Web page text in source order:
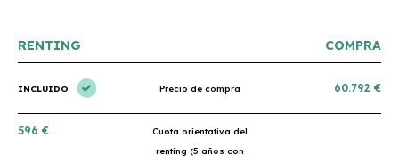
RENTING COMPRA
INCLUIDO Precio de compra 60.792 €
596 €
Cuota orientativa del
renting (5 años con